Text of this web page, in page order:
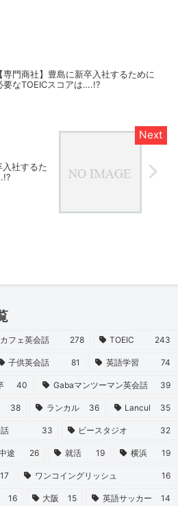
【専門商社】豊島に新卒入社するために
要なTOEICスコアは….!?
入社するた
カフェ英会話 278 TOEIC 243
子供英会話 81 英語学習 74
40 Gabaマンツーマン英会話 39
38 ランカル 36 Lancul 35
33 ビースタジオ 32
途 26 就活 19 横浜 19
17 ワンコイングリッシュ 16
16 大阪 15 英語サッカー 14